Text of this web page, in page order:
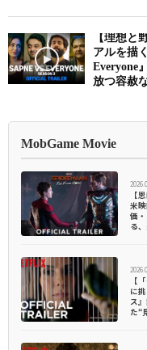
【理想と
アルを描
Everyone
放つ容赦
MobGame Movie
【
米
価
る
【
に
ス
た“